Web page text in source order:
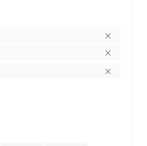
×
×
×